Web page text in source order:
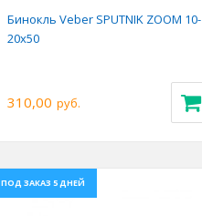
Бинокль Veber SPUTNIK ZOOM 10-
20х50
310,00 руб.
ПОД ЗАКАЗ 5 ДНЕЙ